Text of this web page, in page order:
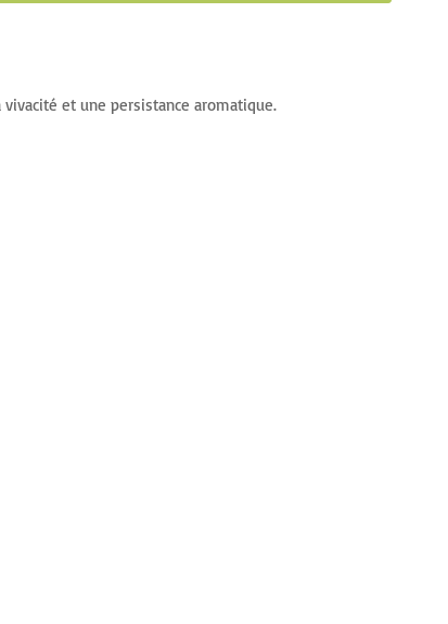
et une persistance aromatique.